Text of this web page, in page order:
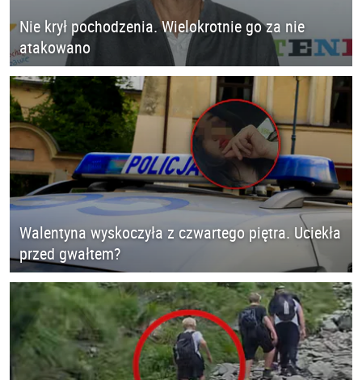
Nie krył pochodzenia. Wielokrotnie go za nie
atakowano
Walentyna wyskoczyła z czwartego piętra. Uciekła
przed gwałtem?